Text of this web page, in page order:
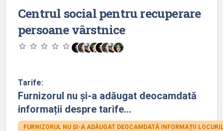
Centrul social pentru recuperare
persoane vârstnice
star_outline star_outline star_outline star_outline star_outline
Tarife:
Furnizorul nu și-a adăugat deocamdată
informații despre tarife...
FURNIZORUL NU ȘI-A ADĂUGAT DEOCAMDATĂ INFORMAȚII